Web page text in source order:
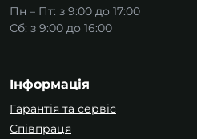
Пн – Пт: з 9:00 до 17:00
Сб: з 9:00 до 16:00
Інформація
Гарантія та сервіс
Співпраця